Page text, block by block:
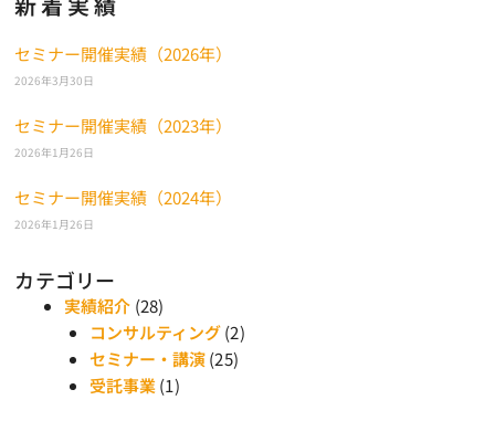
セミナー開催実績（2026年）
2026年3月30日
セミナー開催実績（2023年）
2026年1月26日
セミナー開催実績（2024年）
2026年1月26日
カテゴリー
実績紹介 (28)
コンサルティング(2)
セミナー・講演(25)
受託事業(1)